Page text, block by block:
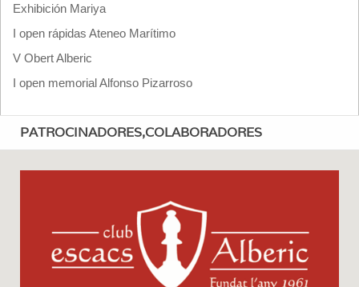
Exhibición Mariya
I open rápidas Ateneo Marítimo
V Obert Alberic
I open memorial Alfonso Pizarroso
PATROCINADORES,COLABORADORES